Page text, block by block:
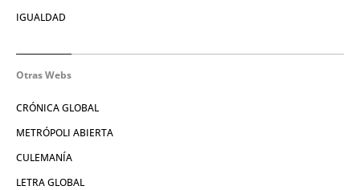
IGUALDAD
Otras Webs
CRÓNICA GLOBAL
METRÓPOLI ABIERTA
CULEMANÍA
LETRA GLOBAL